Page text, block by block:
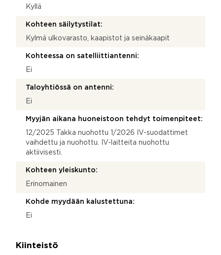
Kyllä
Kohteen säilytystilat:
Kylmä ulkovarasto, kaapistot ja seinäkaapit
Kohteessa on satelliittiantenni:
Ei
Taloyhtiössä on antenni:
Ei
Myyjän aikana huoneistoon tehdyt toimenpiteet:
12/2025 Takka nuohottu 1/2026 IV-suodattimet
vaihdettu ja nuohottu. IV-laitteita nuohottu
aktiivisesti.
Kohteen yleiskunto:
Erinomainen
Kohde myydään kalustettuna:
Ei
Kiinteistö